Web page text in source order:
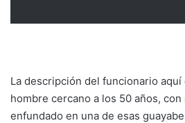
La descripción del funcionario aquí
hombre cercano a los 50 años,
enfundado en una de esas